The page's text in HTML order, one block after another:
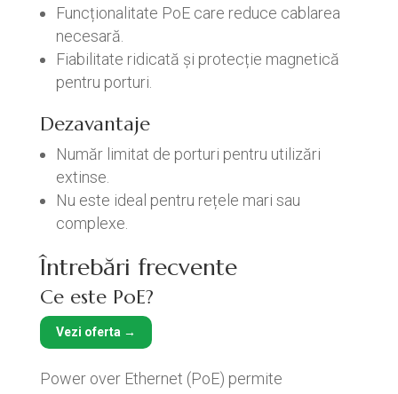
Funcționalitate PoE care reduce cablarea
necesară.
Fiabilitate ridicată și protecție magnetică
pentru porturi.
Dezavantaje
Număr limitat de porturi pentru utilizări
extinse.
Nu este ideal pentru rețele mari sau
complexe.
Întrebări frecvente
Ce este PoE?
Vezi oferta →
Power over Ethernet (PoE) permite